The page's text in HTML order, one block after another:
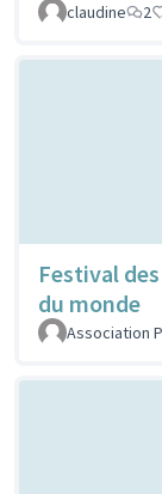
claudine
2
Festival
du monde
Association